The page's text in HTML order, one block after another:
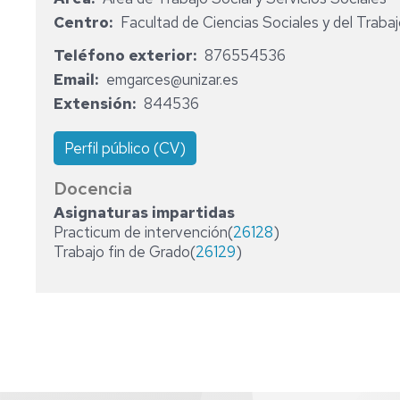
DEPARTAMENTO
ÁREAS
DE
CONOCIMIENTO
Y
SERVICIOS
INVESTIGADORAS
PREDOCTORALES
EN
Centro
Facultad de Ciencias Sociales y del
Teléfono exterior
876554536
Email
emgarces@unizar.es
Extensión
844536
Perfil público (CV)
Docencia
Asignaturas impartidas
Practicum de intervención(26128)
Trabajo fin de Grado(26129)